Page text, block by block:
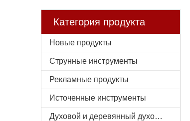
Категория продукта
Новые продукты
Струнные инструменты
Рекламные продукты
Источенные инструменты
Духовой и деревянный духовой инструмент